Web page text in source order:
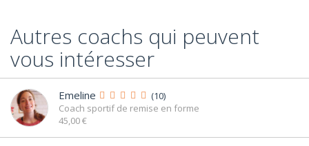
Autres coachs qui peuvent
vous intéresser
Emeline
(10)
Coach sportif de remise en forme
45,00 €